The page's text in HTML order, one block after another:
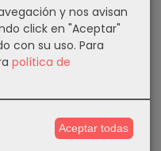
y nos avisan
click en "Aceptar"
con su uso. Para
política de
Aceptar todas